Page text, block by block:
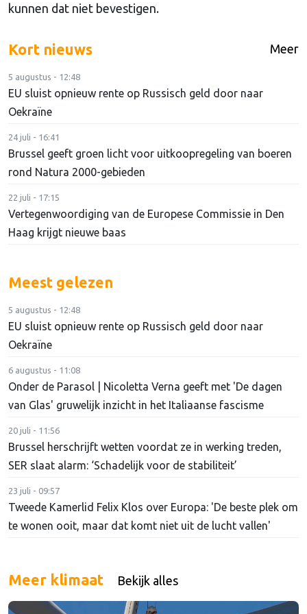
kunnen dat niet bevestigen.
Kort nieuws Meer
5 augustus - 12:48
EU sluist opnieuw rente op Russisch geld door naar
Oekraïne
24 juli - 16:41
Brussel geeft groen licht voor uitkoopregeling van boeren
rond Natura 2000-gebieden
22 juli - 17:15
Vertegenwoordiging van de Europese Commissie in Den
Haag krijgt nieuwe baas
Meest gelezen
5 augustus - 12:48
EU sluist opnieuw rente op Russisch geld door naar
Oekraïne
6 augustus - 11:08
Onder de Parasol | Nicoletta Verna geeft met 'De dagen
van Glas' gruwelijk inzicht in het Italiaanse fascisme
20 juli - 11:56
Brussel herschrijft wetten voordat ze in werking treden,
SER slaat alarm: ‘Schadelijk voor de stabiliteit’
23 juli - 09:57
Tweede Kamerlid Felix Klos over Europa: 'De beste plek om
te wonen ooit, maar dat komt niet uit de lucht vallen'
Meer klimaat Bekijk alles